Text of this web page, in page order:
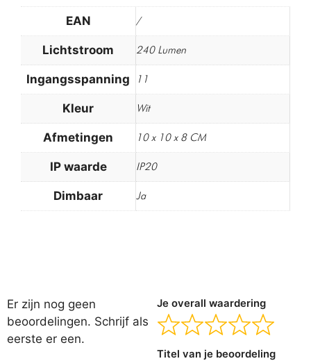
EAN /
Lichtstroom 240 Lumen
Ingangsspanning 11
Kleur Wit
Afmetingen 10 x 10 x 8 CM
IP waarde IP20
Dimbaar Ja
Er zijn nog geen
beoordelingen. Schrijf als
eerste er een.
Je overall waardering
Titel van je beoordeling